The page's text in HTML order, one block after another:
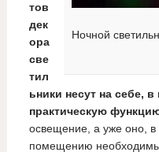
Ночной
тов
дек
ора
све
тил
ьники несут на себе,
практическую
освещение, а уже оно, в
помещению